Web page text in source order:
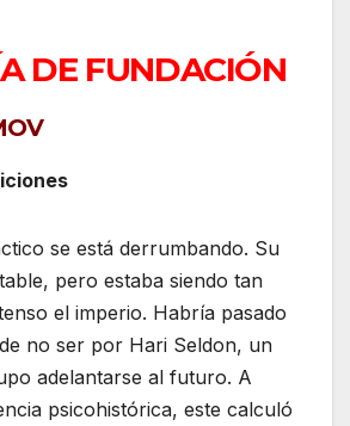
DE FUNDACIÓN
se está derrumbando. Su
pero estaba siendo tan
el imperio. Habría pasado
no ser por Hari Seldon, un
adelantarse al futuro. A
psicohistórica, este calculó